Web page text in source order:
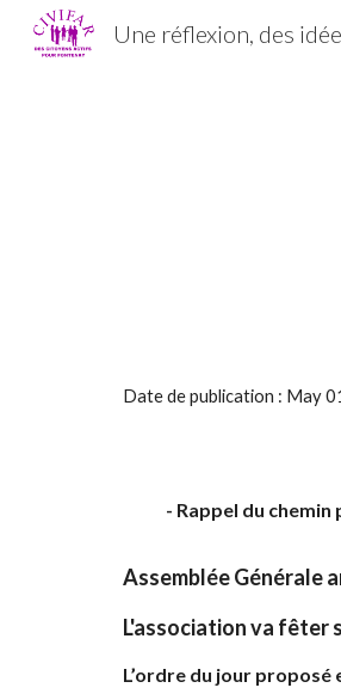
Date de publication : May
- Rappel du chemin
Assemblée Générale
L'association va fêter
L’ordre du jour proposé